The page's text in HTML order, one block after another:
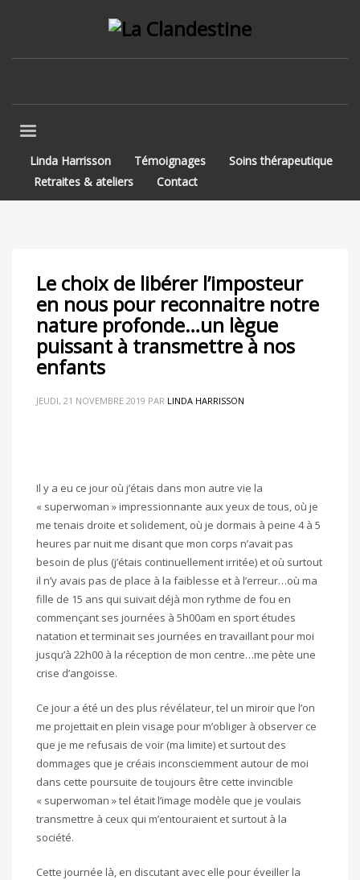
Linda Harrisson Témoignages
Soins thérapeutique
Retraites & ateliers
Contact
Le choix de libérer l’imposteur
en nous pour reconnaitre notre
nature profonde…un lègue
puissant à transmettre à nos
enfants
JEUDI, 21 NOVEMBRE 2019 PAR LINDA HARRISSON
Il y a eu ce jour où j’étais dans mon autre vie la
« superwoman » impressionnante aux yeux de tous, où je
me tenais droite et solidement, où je dormais à peine 4 à 5
heures par nuit me disant que mon corps n’avait pas
besoin de plus (j’étais continuellement irritée) et où surtout
il n’y avais pas de place à la faiblesse et à l’erreur…où ma
fille de 15 ans qui suivait déjà mon rythme de fou en
commençant ses journées à 5h00am en sport études
natation et terminait ses journées en travaillant pour moi
jusqu’à 22h00 à la réception de mon centre…me pète une
crise d’angoisse.
Ce jour a été un des plus révélateur, tel un miroir que l’on
me projettait en plein visage pour m’obliger à observer ce
que je me refusais de voir (ma limite) et surtout des
dommages que je créais inconsciemment autour de moi
dans cette poursuite de toujours être cette invincible
« superwoman » tel était l’image modèle que je voulais
transmettre à ceux qui m’entouraient et surtout à la
société.
Cette journée là, en discutant avec elle pour éveiller la